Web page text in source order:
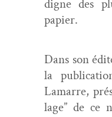
digne des
papier.
Dans son
la
Lamarre,
lage” de ce